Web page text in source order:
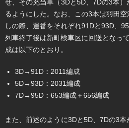
せ、その充当車（3Dと5D、7Dの3本
るようにした。なお、この3本は羽田
しの際、運番をそれぞれ91Dと93D、
列車終了後は新町検車区に回送となっ
成は以下のとおり。
3D→91D：2011編成
5D→93D：2031編成
7D→95D：653編成＋656編成
また、前述のように3Dと5D、7Dの3